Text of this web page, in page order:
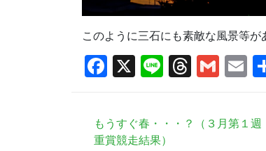
このように三石にも素敵な風景等
Facebook
X Line
もうすぐ春・・・？（３月第１
重賞競走結果）